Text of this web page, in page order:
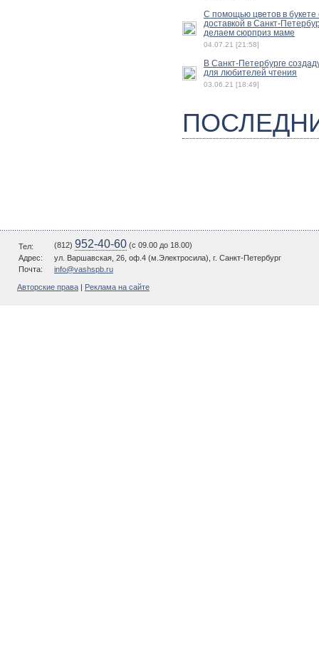
С помощью цветов в букете
доставкой в Санкт-
делаем сюрприз маме
04.07.21 [21:58]
В Санкт-Петербурге
для любителей чтения
03.06.21 [18:49]
Тел: (812) 952-40-60 (c 09.00 до 18.00)
Адрес:
ул. Варшавская, 26, оф.4 (м.Электросила), г. Санкт-Петербург
Почта:
info@vashspb.ru
Авторские права Реклама на сайте